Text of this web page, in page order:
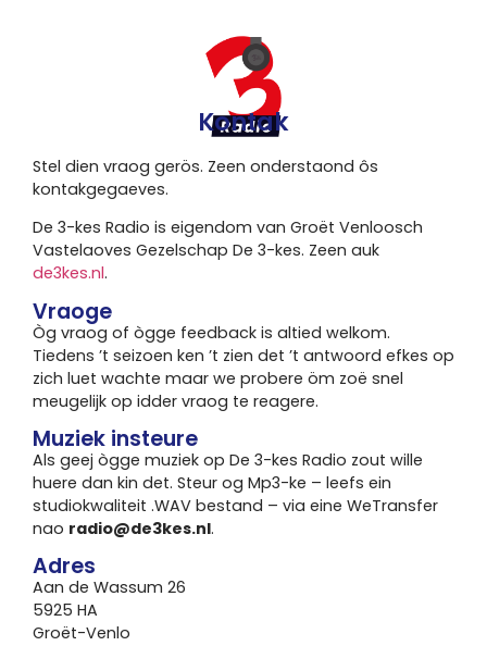
Kontak
Stel dien vraog gerös. Zeen onderstaond ôs
kontakgegaeves.
De 3-kes Radio is eigendom van Groët Venloosch
Vastelaoves Gezelschap De 3-kes. Zeen auk
de3kes.nl.
Vraoge
Òg vraog of ògge feedback is altied welkom.
Tiedens ’t seizoen ken ’t zien det ’t antwoord efkes op
zich luet wachte maar we probere öm zoë snel
meugelijk op idder vraog te reagere.
Muziek insteure
Als geej ògge muziek op De 3-kes Radio zout wille
huere dan kin det. Steur og Mp3-ke – leefs ein
studiokwaliteit .WAV bestand – via eine WeTransfer
nao radio@de3kes.nl.
Adres
Aan de Wassum 26
5925 HA
Groët-Venlo